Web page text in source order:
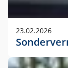
23.02.2026